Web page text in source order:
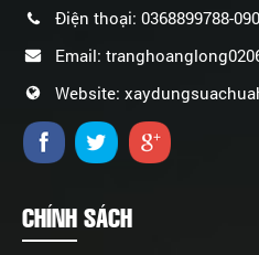
Điện thoại: 0368899788-
Email:
Website:
CHÍNH SÁCH